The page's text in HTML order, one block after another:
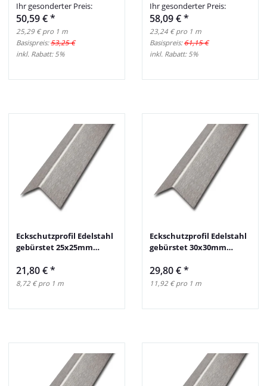
Ihr gesonderter Preis:
50,59 €*
25,29 € pro 1 m
Basispreis:53,25 €
inkl. Rabatt: 5%
Ihr gesonderter Preis:
58,09 €*
23,24 € pro 1 m
Basispreis:61,15 €
inkl. Rabatt: 5%
Eckschutzprofil Edelstahl
gebürstet 25x25mm
21,80 €*
8,72 € pro 1 m
Eckschutzprofil Edelstahl
gebürstet 30x30mm
29,80 €*
11,92 € pro 1 m